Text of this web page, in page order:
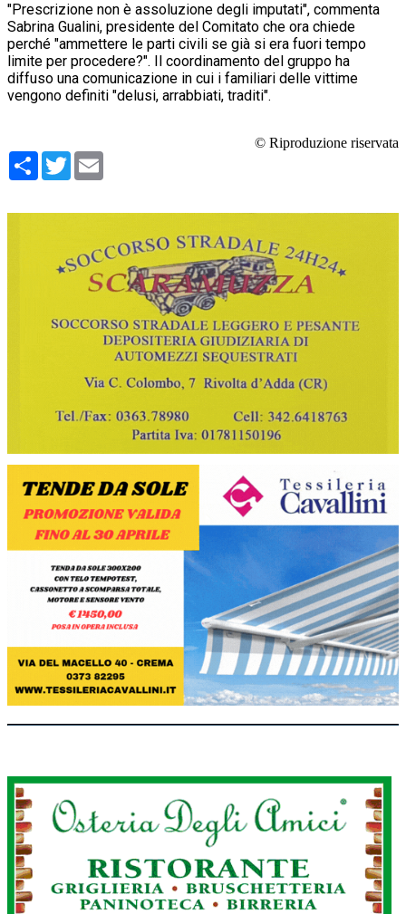
"Prescrizione non è assoluzione degli imputati", commenta
Sabrina Gualini, presidente del Comitato che ora chiede
perché "ammettere le parti civili se già si era fuori tempo
limite per procedere?". Il coordinamento del gruppo ha
diffuso una comunicazione in cui i familiari delle vittime
vengono definiti "delusi, arrabbiati, traditi".
© Riproduzione riservata
Condividi
Twitter